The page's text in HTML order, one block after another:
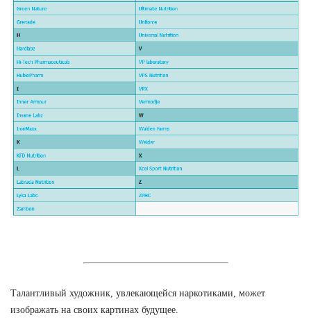
Талантливый художник, увлекающейся наркотиками, может
изображать на своих картинах будущее.